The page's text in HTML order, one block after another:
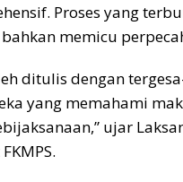
Proses yang
memicu
ditulis dengan
yang memahami
ujar